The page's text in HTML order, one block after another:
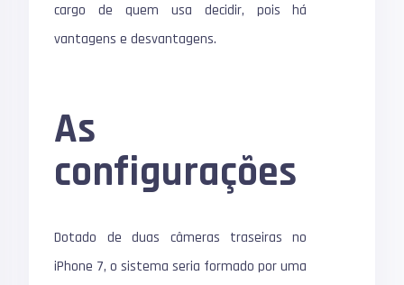
cargo de quem usa decidir, pois há
vantagens e desvantagens.
As
configurações
Dotado de duas câmeras traseiras no
iPhone 7, o sistema seria formado por uma